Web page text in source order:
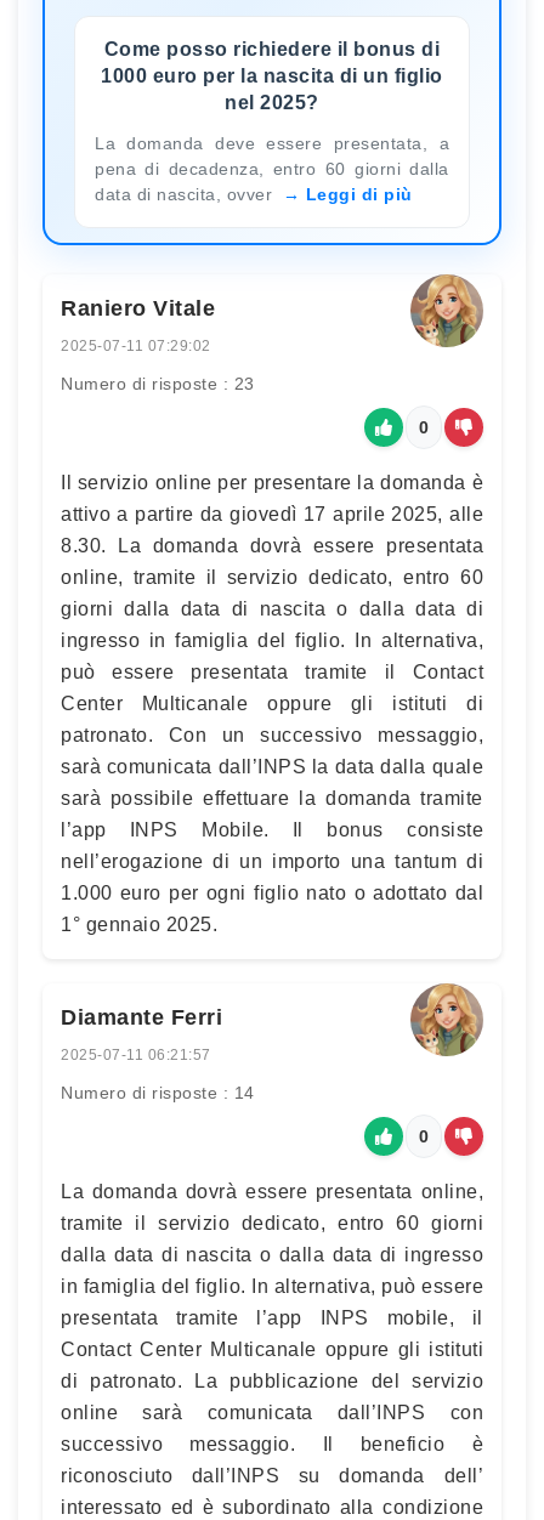
Come posso richiedere il bonus di
1000 euro per la nascita di un figlio
nel 2025?
La domanda deve essere presentata, a
pena di decadenza, entro 60 giorni dalla
data di nascita, ovver
Leggi di più
Raniero Vitale
2025-07-11 07:29:02
Numero di risposte : 23
0
Il servizio online per presentare la domanda è
attivo a partire da giovedì 17 aprile 2025, alle
8.30. La domanda dovrà essere presentata
online, tramite il servizio dedicato, entro 60
giorni dalla data di nascita o dalla data di
ingresso in famiglia del figlio. In alternativa,
può essere presentata tramite il Contact
Center Multicanale oppure gli istituti di
patronato. Con un successivo messaggio,
sarà comunicata dall’INPS la data dalla quale
sarà possibile effettuare la domanda tramite
l’app INPS Mobile. Il bonus consiste
nell’erogazione di un importo una tantum di
1.000 euro per ogni figlio nato o adottato dal
1° gennaio 2025.
Diamante Ferri
2025-07-11 06:21:57
Numero di risposte : 14
0
La domanda dovrà essere presentata online,
tramite il servizio dedicato, entro 60 giorni
dalla data di nascita o dalla data di ingresso
in famiglia del figlio. In alternativa, può essere
presentata tramite l’app INPS mobile, il
Contact Center Multicanale oppure gli istituti
di patronato. La pubblicazione del servizio
online sarà comunicata dall’INPS con
successivo messaggio. Il beneficio è
riconosciuto dall’INPS su domanda dell’
interessato ed è subordinato alla condizione